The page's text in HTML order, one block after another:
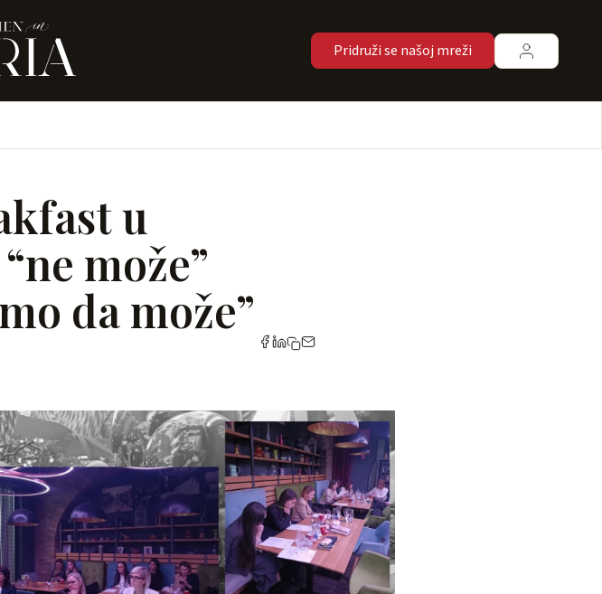
Pridruži se našoj mreži
u
može”
da može”